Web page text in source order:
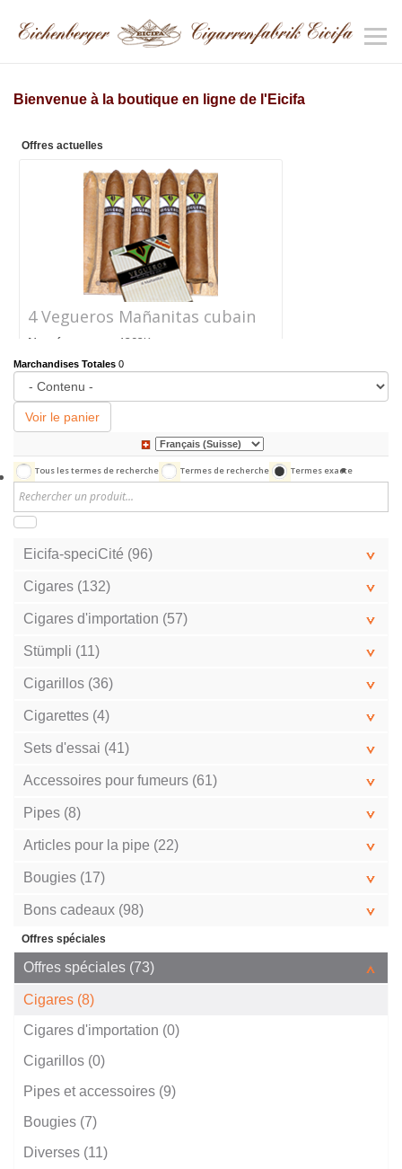
Bienvenue à la boutique en ligne de l'Eicifa
Offres actuelles
4 Vegueros Mañanitas cubain
Numéro
d'article
1292K
Prix
Marchandises Totales 0
Voir le panier
Tous les termes de recherche Termes de recherche Termes exacte
Eicifa-speciCité (96)
Cigares (132)
Cigares d'importation (57)
Stümpli (11)
Cigarillos (36)
Cigarettes (4)
Sets d'essai (41)
Accessoires pour fumeurs (61)
Pipes (8)
Articles pour la pipe (22)
Bougies (17)
Bons cadeaux (98)
Offres spéciales
Offres spéciales (73)
Cigares (8)
Cigares d'importation (0)
Cigarillos (0)
Pipes et accessoires (9)
Bougies (7)
Diverses (11)